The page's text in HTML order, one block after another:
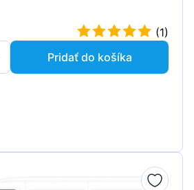
(1)
Pridať do košíka